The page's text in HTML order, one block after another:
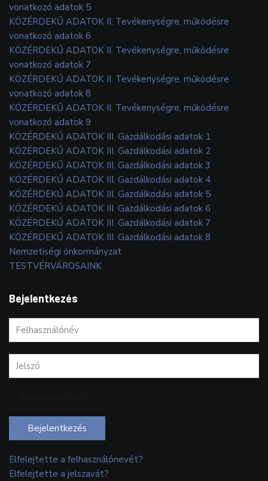
vonatkozó adatok 5
KÖZÉRDEKŰ ADATOK II. Tevékenységre, működésre
vonatkozó adatok 6
KÖZÉRDEKŰ ADATOK II. Tevékenységre, működésre
vonatkozó adatok 7
KÖZÉRDEKŰ ADATOK II. Tevékenységre, működésre
vonatkozó adatok 8
KÖZÉRDEKŰ ADATOK II. Tevékenységre, működésre
vonatkozó adatok 9
KÖZÉRDEKŰ ADATOK III. Gazdálkodási adatok 1
KÖZÉRDEKŰ ADATOK III. Gazdálkodási adatok 2
KÖZÉRDEKŰ ADATOK III. Gazdálkodási adatok 3
KÖZÉRDEKŰ ADATOK III. Gazdálkodási adatok 4
KÖZÉRDEKŰ ADATOK III. Gazdálkodási adatok 5
KÖZÉRDEKŰ ADATOK III. Gazdálkodási adatok 6
KÖZÉRDEKŰ ADATOK III. Gazdálkodási adatok 7
KÖZÉRDEKŰ ADATOK III. Gazdálkodási adatok 8
Nemzetiségi önkormányzat
TESTVÉRVÁROSAINK
Bejelentkezés
Bejelentkezés
Elfelejtette a felhasználónevét?
Elfelejtette a jelszavát?